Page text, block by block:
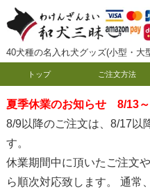
40犬種の名入れ犬グッズ(小型・大
トップ ご注文方法
夏季休業のお知らせ 8/13
8/9以降のご注文は、8/17以
す。
休業期間中に頂いたご注文
ら順次対応致します。 通常